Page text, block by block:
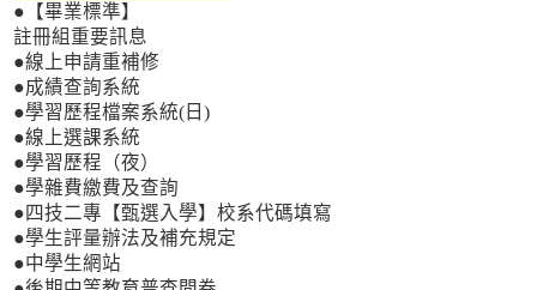
●【畢業標準】
註冊組重要訊息
●線上申請重補修
●成績查詢系統
●學習歷程檔案系統(日)
●線上選課系統
●學習歷程（夜）
●學雜費繳費及查詢
●四技二專【甄選入學】校系代碼填寫
●學生評量辦法及補充規定
●中學生網站